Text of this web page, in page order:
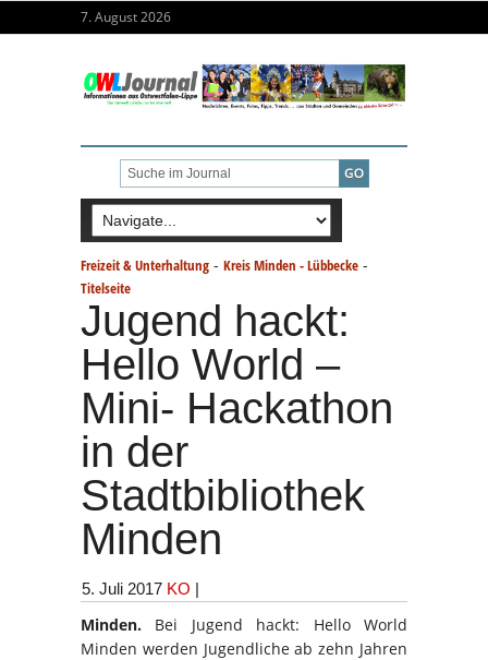
7. August 2026
Freizeit & Unterhaltung - Kreis Minden - Lübbecke -
Titelseite
Jugend hackt:
Hello World –
Mini- Hackathon
in der
Stadtbibliothek
Minden
5. Juli 2017 KO |
Minden. Bei Jugend hackt: Hello World
Minden werden Jugendliche ab zehn Jahren